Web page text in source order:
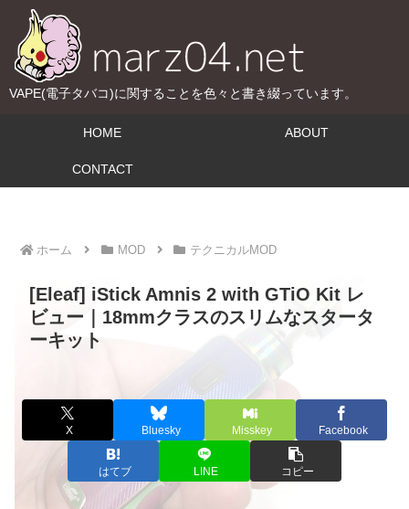
VAPE(電子タバコ)に関することを色々と書き綴っています。
HOME ABOUT
CONTACT
ホーム MOD テクニカルMOD
[Eleaf] iStick Amnis 2 with GTiO Kit レ
ビュー｜18mmクラスのスリムなスタータ
ーキット
X Bluesky Misskey Facebook
はてブ LINE コピー